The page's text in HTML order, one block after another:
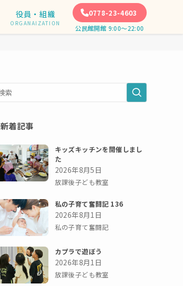
役員・組織
ORGANAIZATION
0778-23-4603
公民館開館 9:00〜22:00
新着記事
キッズキッチンを開催しまし
た
2026年8月5日
放課後子ども教室
私の子育て奮闘記 136
2026年8月1日
私の子育て奮闘記
カプラで遊ぼう
2026年8月1日
放課後子ども教室